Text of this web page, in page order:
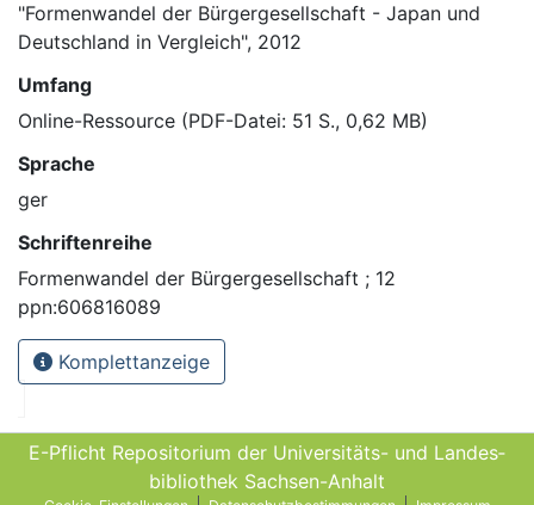
"Formenwandel der Bürgergesellschaft - Japan und
Deutschland in Vergleich", 2012
Umfang
Online-Ressource (PDF-Datei: 51 S., 0,62 MB)
Sprache
ger
Schriftenreihe
Formenwandel der Bürgergesellschaft ; 12
ppn:606816089
Komplettanzeige
E-Pflicht Repositorium der Universitäts- und Landes­
bibliothek Sachsen-Anhalt